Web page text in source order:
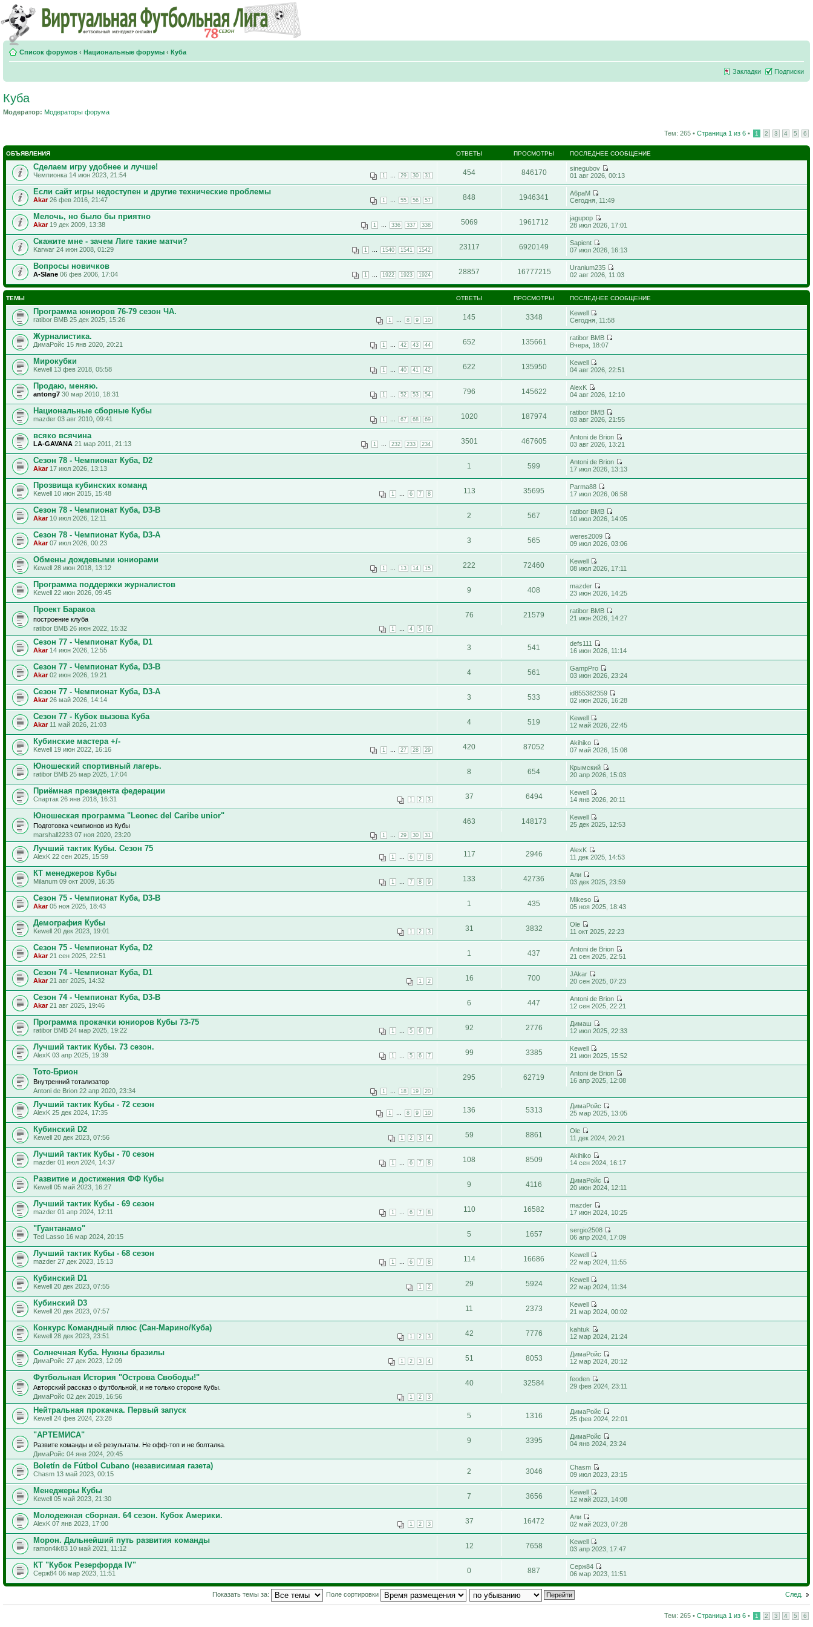
Список форумов ‹ Национальные форумы ‹ Куба
Закладки Подписки
Куба
Модератор: Модераторы форума
Тем: 265 • Страница 1 из 6 • 1 2 3 4 5 6
ОБЪЯВЛЕНИЯ ОТВЕТЫ ПРОСМОТРЫ ПОСЛЕДНЕЕ СООБЩЕНИЕ
Сделаем игру удобнее и лучше!
1 29 30 31
Чемпионка 14 июн 2023, 21:54 454 846170
sinegubov
01 авг 2026, 00:13
Если сайт игры недоступен и другие технические проблемы
1 55 56 57
Akar26 фев 2016, 21:47 848 1946341
A6paM
Сегодня, 11:49
Мелочь, но было бы приятно
1 336 337 338
Akar19 дек 2009, 13:38 5069 1961712
jagupop
28 июл 2026, 17:01
Скажите мне - зачем Лиге такие матчи?
1 1540 1541 1542
Karwar 24 июн 2008, 01:29 23117 6920149
Sapient
07 июл 2026, 16:13
Вопросы новичков
1 1922 1923 1924
A-Slane 06 фев 2006, 17:04 28857 16777215
Uranium235
02 авг 2026, 11:03
ТЕМЫ ОТВЕТЫ ПРОСМОТРЫ ПОСЛЕДНЕЕ СООБЩЕНИЕ
Программа юниоров 76-79 сезон ЧА.
1 8 9 10
ratibor BMB 25 дек 2025, 15:26 145 3348
Kewell
Сегодня, 11:58
Журналистика.
1 42 43 44
ДимаРойс 15 янв 2020, 20:21 652 135661
ratibor BMB
Вчера, 18:07
Мирокубки
1 40 41 42
Kewell 13 фев 2018, 05:58 622 135950
Kewell
04 авг 2026, 22:51
Продаю, меняю.
1 52 53 54
antong7 30 мар 2010, 18:31 796 145622
AlexK
04 авг 2026, 12:10
Национальные сборные Кубы
1 67 68 69
mazder 03 авг 2010, 09:41 1020 187974
ratibor BMB
03 авг 2026, 21:55
всяко всячина
1 232 233 234
LA-GAVANA 21 мар 2011, 21:13 3501 467605
Antoni de Brion
03 авг 2026, 13:21
Сезон 78 - Чемпионат Куба, D2
Akar17 июл 2026, 13:13 1 599
Antoni de Brion
17 июл 2026, 13:13
Прозвища кубинских команд
1 6 7 8
Kewell 10 июн 2015, 15:48 113 35695
Parma88
17 июл 2026, 06:58
Сезон 78 - Чемпионат Куба, D3-B
Akar10 июл 2026, 12:11 2 567
ratibor BMB
10 июл 2026, 14:05
Сезон 78 - Чемпионат Куба, D3-A
Akar07 июл 2026, 00:23 3 565
weres2009
09 июл 2026, 03:06
Обмены дождевыми юниорами
1 13 14 15
Kewell 28 июн 2018, 13:12 222 72460
Kewell
08 июл 2026, 17:11
Программа поддержки журналистов
Kewell 22 июн 2026, 09:45 9 408
mazder
23 июн 2026, 14:25
Проект Баракоа
построение клуба
1 4 5 6
ratibor BMB 26 июн 2022, 15:32
76 21579
ratibor BMB
21 июн 2026, 14:27
Сезон 77 - Чемпионат Куба, D1
Akar14 июн 2026, 12:55 3 541
defs111
16 июн 2026, 11:14
Сезон 77 - Чемпионат Куба, D3-B
Akar02 июн 2026, 19:21 4 561
GampPro
03 июн 2026, 23:24
Сезон 77 - Чемпионат Куба, D3-A
Akar26 май 2026, 14:14 3 533
id855382359
02 июн 2026, 16:28
Сезон 77 - Кубок вызова Куба
Akar11 май 2026, 21:03 4 519
Kewell
12 май 2026, 22:45
Кубинские мастера +/-
1 27 28 29
Kewell 19 июн 2022, 16:16 420 87052
Akihiko
07 май 2026, 15:08
Юношеский спортивный лагерь.
ratibor BMB 25 мар 2025, 17:04 8 654
Крымский
20 апр 2026, 15:03
Приёмная президента федерации
1 2 3
Спартак 26 янв 2018, 16:31 37 6494
Kewell
14 янв 2026, 20:11
Юношеская программа "Leonec del Caribe unior"
Подготовка чемпионов из Кубы
1 29 30 31
marshall2233 07 ноя 2020, 23:20
463 148173
Kewell
25 дек 2025, 12:53
Лучший тактик Кубы. Сезон 75
1 6 7 8
AlexK 22 сен 2025, 15:59 117 2946
AlexK
11 дек 2025, 14:53
КТ менеджеров Кубы
1 7 8 9
Milanum 09 окт 2009, 16:35 133 42736
Али
03 дек 2025, 23:59
Сезон 75 - Чемпионат Куба, D3-B
Akar05 ноя 2025, 18:43 1 435
Mikeso
05 ноя 2025, 18:43
Демография Кубы
1 2 3
Kewell 20 дек 2023, 19:01 31 3832
Ole
11 окт 2025, 22:23
Сезон 75 - Чемпионат Куба, D2
Akar21 сен 2025, 22:51 1 437
Antoni de Brion
21 сен 2025, 22:51
Сезон 74 - Чемпионат Куба, D1
1 2
Akar21 авг 2025, 14:32 16 700
JAkar
20 сен 2025, 07:23
Сезон 74 - Чемпионат Куба, D3-B
Akar21 авг 2025, 19:46 6 447
Antoni de Brion
12 сен 2025, 22:21
Программа прокачки юниоров Кубы 73-75
1 5 6 7
ratibor BMB 24 мар 2025, 19:22 92 2776
Димаш
12 июл 2025, 22:33
Лучший тактик Кубы. 73 сезон.
1 5 6 7
AlexK 03 апр 2025, 19:39 99 3385
Kewell
21 июн 2025, 15:52
Тото-Брион
Внутренний тотализатор
1 18 19 20
Antoni de Brion 22 апр 2020, 23:34
295 62719
Antoni de Brion
16 апр 2025, 12:08
Лучший тактик Кубы - 72 сезон
1 8 9 10
AlexK 25 дек 2024, 17:35 136 5313
ДимаРойс
25 мар 2025, 13:05
Кубинский D2
1 2 3 4
Kewell 20 дек 2023, 07:56 59 8861
Ole
11 дек 2024, 20:21
Лучший тактик Кубы - 70 сезон
1 6 7 8
mazder 01 июл 2024, 14:37 108 8509
Akihiko
14 сен 2024, 16:17
Развитие и достижения ФФ Кубы
Kewell 05 май 2023, 16:27 9 4116
ДимаРойс
20 июн 2024, 12:11
Лучший тактик Кубы - 69 сезон
1 6 7 8
mazder 01 апр 2024, 12:11 110 16582
mazder
17 июн 2024, 10:25
"Гуантанамо"
Ted Lasso 16 мар 2024, 20:15 5 1657
sergio2508
06 апр 2024, 17:09
Лучший тактик Кубы - 68 сезон
1 6 7 8
mazder 27 дек 2023, 15:13 114 16686
Kewell
22 мар 2024, 11:55
Кубинский D1
1 2
Kewell 20 дек 2023, 07:55 29 5924
Kewell
22 мар 2024, 11:34
Кубинский D3
Kewell 20 дек 2023, 07:57 11 2373
Kewell
21 мар 2024, 00:02
Конкурс Командный плюс (Сан-Марино/Куба)
1 2 3
Kewell 28 дек 2023, 23:51 42 7776
kahtuk
12 мар 2024, 21:24
Солнечная Куба. Нужны бразилы
1 2 3 4
ДимаРойс 27 дек 2023, 12:09 51 8053
ДимаРойс
12 мар 2024, 20:12
Футбольная История "Острова Свободы!"
Авторский рассказ о футбольной, и не только стороне Кубы.
1 2 3
ДимаРойс 02 дек 2019, 16:56
40 32584
feoden
29 фев 2024, 23:11
Нейтральная прокачка. Первый запуск
Kewell 24 фев 2024, 23:28 5 1316
ДимаРойс
25 фев 2024, 22:01
"АРТЕМИСА"
Развите команды и её результаты. Не офф-топ и не болталка.
ДимаРойс 04 янв 2024, 20:45
9 3395
ДимаРойс
04 янв 2024, 23:24
Boletín de Fútbol Cubano (независимая газета)
Chasm 13 май 2023, 00:15 2 3046
Chasm
09 июл 2023, 23:15
Менеджеры Кубы
Kewell 05 май 2023, 21:30 7 3656
Kewell
12 май 2023, 14:08
Молодежная сборная. 64 сезон. Кубок Америки.
1 2 3
AlexK 07 янв 2023, 17:00 37 16472
Али
02 май 2023, 07:28
Морон. Дальнейший путь развития команды
ramon4ik83 10 май 2021, 11:12 12 7658
Kewell
03 апр 2023, 17:47
КТ "Кубок Резерфорда IV"
Серж84 06 мар 2023, 11:51 0 887
Серж84
06 мар 2023, 11:51
След.
Показать темы за: Поле сортировки
Тем: 265 • Страница 1 из 6 • 1 2 3 4 5 6